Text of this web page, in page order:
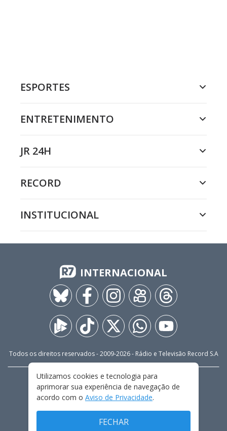
ESPORTES
ENTRETENIMENTO
JR 24H
RECORD
INSTITUCIONAL
INTERNACIONAL
Todos os direitos reservados - 2009-2026- Rádio e Televisão Record S.A
FALE CONOSCO
PRIVACIDADE
TERMOS E CONDIÇÕES DE USO
Utilizamos cookies e tecnologia para
aprimorar sua experiência de navegação de
acordo com o Aviso de Privacidade.
FECHAR